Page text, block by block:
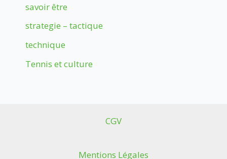
savoir être
strategie – tactique
technique
Tennis et culture
CGV
Mentions Légales